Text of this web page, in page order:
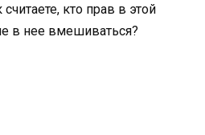
кто прав в этой
в нее вмешиваться?